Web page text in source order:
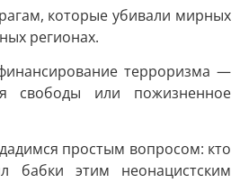
которые убивали мирных
регионах.
терроризма —
свободы или пожизненное
простым вопросом: кто
бабки этим неонацистским